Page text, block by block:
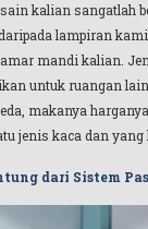
kalian sangatlah
lampiran
mandi kalian.
untuk ruangan
makanya
jenis kaca dan yang
dari Sistem